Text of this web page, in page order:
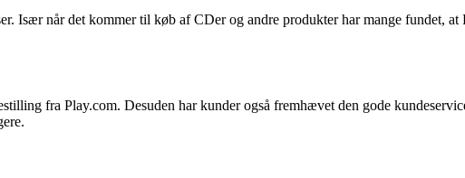
Især når det kommer til køb af CDer og andre produkter har mange fundet,
fra Play.com. Desuden har kunder også fremhævet den gode